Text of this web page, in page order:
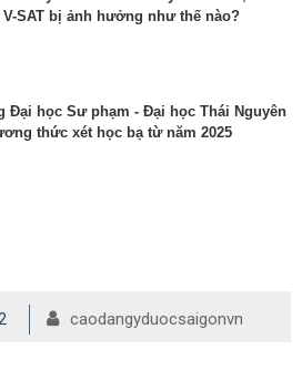
V-SAT bị ảnh hưởng như thế nào?
Đại học Sư phạm - Đại học Thái Nguyên
thức xét học bạ từ năm 2025
caodangyduocsaigonvn